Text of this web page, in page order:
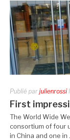
Publié par julienrossi
First
The World Wide
consortium of four
in China and one